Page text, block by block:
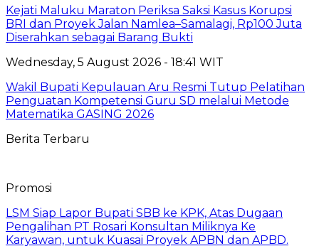
Kejati Maluku Maraton Periksa Saksi Kasus Korupsi
BRI dan Proyek Jalan Namlea–Samalagi, Rp100 Juta
Diserahkan sebagai Barang Bukti
Wednesday, 5 August 2026 - 18:41 WIT
Wakil Bupati Kepulauan Aru Resmi Tutup Pelatihan
Penguatan Kompetensi Guru SD melalui Metode
Matematika GASING 2026
Berita Terbaru
Promosi
LSM Siap Lapor Bupati SBB ke KPK, Atas Dugaan
Pengalihan PT Rosari Konsultan Miliknya Ke
Karyawan, untuk Kuasai Proyek APBN dan APBD.